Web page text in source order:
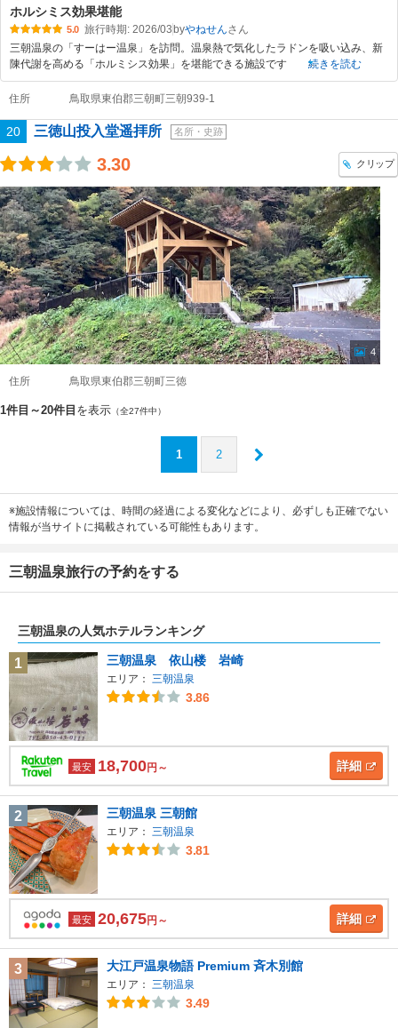
ホルシミス効果堪能
5.0 旅行時期: 2026/03 byやねせん
三朝温泉の「すーはー温泉」を訪問。温泉熱で気化したラドンを吸い込み、新
陳代謝を高める「ホルミシス効果」を堪能できる施設です
続きを読む
住所 鳥取県東伯郡三朝町三朝939-1
20 三徳山投入堂遥拝所 名所・史跡
3.30 クリップ
4
住所 鳥取県東伯郡三朝町三徳
1件目～20件目 を表示 （全27件中）
1 2
※施設情報については、時間の経過による変化などにより、必ずしも正確でない
情報が当サイトに掲載されている可能性もあります。
三朝温泉旅行の予約をする
三朝温泉の人気ホテルランキング
1 三朝温泉 依山楼 岩崎
エリア： 三朝温泉
3.86
最安 18,700円～ 詳細
2 三朝温泉 三朝館
エリア： 三朝温泉
3.81
最安 20,675円～ 詳細
3 大江戸温泉物語 Premium 斉木別館
エリア： 三朝温泉
3.49